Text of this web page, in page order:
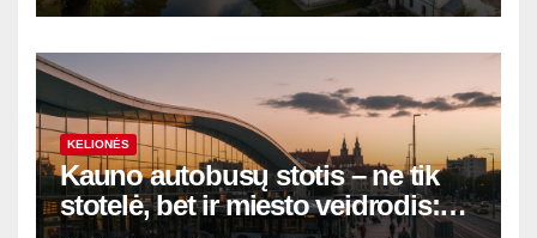
KELIONĖS
Kauno autobusų stotis – ne tik
stotelė, bet ir miesto veidrodis: